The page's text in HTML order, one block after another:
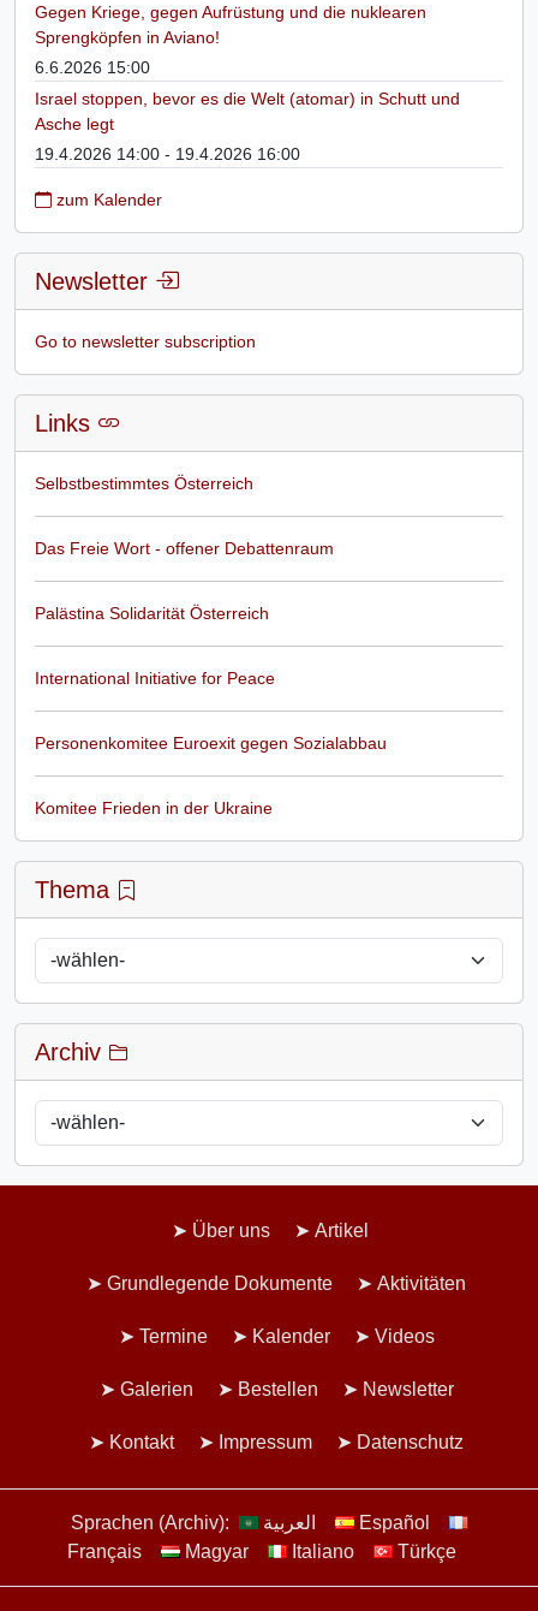
Gegen Kriege, gegen Aufrüstung und die nuklearen
Sprengköpfen in Aviano!
6.6.2026 15:00
Israel stoppen, bevor es die Welt (atomar) in Schutt und
Asche legt
19.4.2026 14:00 - 19.4.2026 16:00
zum Kalender
Newsletter
Go to newsletter subscription
Links
Selbstbestimmtes Österreich
Das Freie Wort - offener Debattenraum
Palästina Solidarität Österreich
International Initiative for Peace
Personenkomitee Euroexit gegen Sozialabbau
Komitee Frieden in der Ukraine
Thema
Archiv
Über uns Artikel
Grundlegende Dokumente Aktivitäten
Termine Kalender Videos
Galerien Bestellen Newsletter
Kontakt Impressum Datenschutz
Sprachen (Archiv): العربية
Español
Français
Magyar Italiano Türkçe